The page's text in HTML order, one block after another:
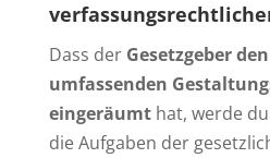
Dass der Gesetzgeber
umfassenden
eingeräumthat, werde
die Aufgaben der